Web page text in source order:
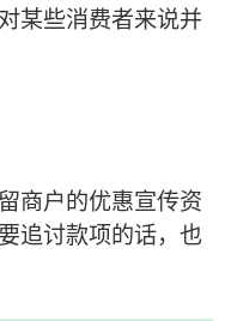
某些消费者来说并
商户的优惠宣传资
追讨款项的话，也